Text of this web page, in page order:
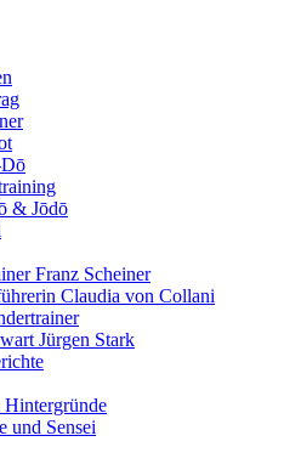
& Jōdō
Franz Scheiner
Claudia von Collani
Jürgen Stark
und Sensei